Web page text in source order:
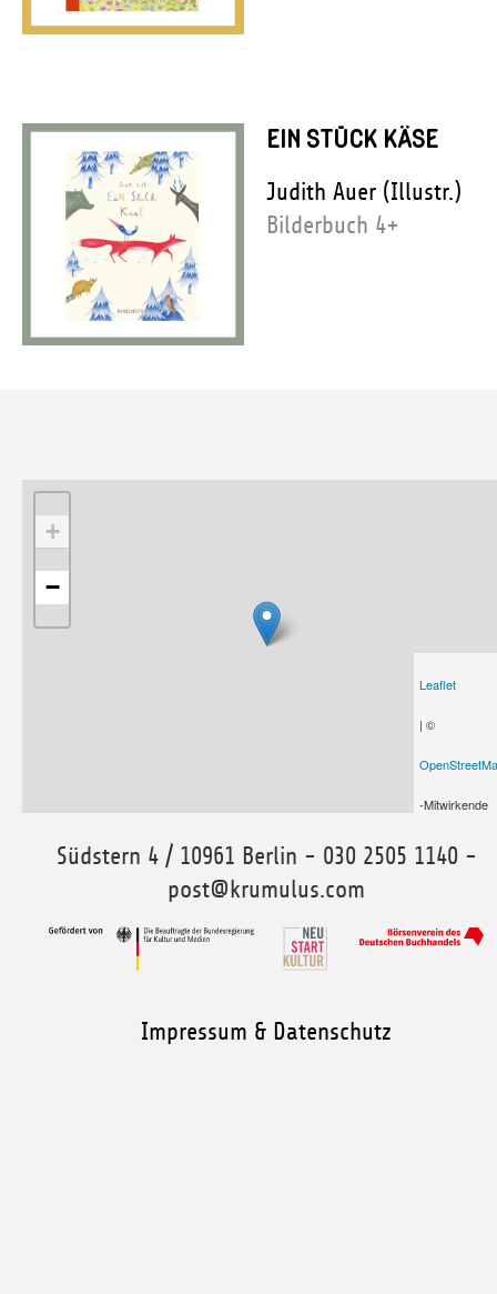
EIN STÜCK KÄSE
Judith Auer (Illustr.)
Bilderbuch 4+
+
−
Leaflet
| ©
-Mitwirkende
Südstern 4 / 10961 Berlin - 030 2505 1140 -
post@krumulus.com
Impressum & Datenschutz